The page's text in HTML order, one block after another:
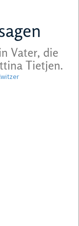
Vater, die
Tietjen.